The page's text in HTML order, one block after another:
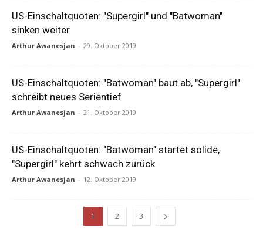
US-Einschaltquoten: "Supergirl" und "Batwoman"
sinken weiter
Arthur Awanesjan - 29. Oktober 2019
US-Einschaltquoten: "Batwoman" baut ab, "Supergirl"
schreibt neues Serientief
Arthur Awanesjan - 21. Oktober 2019
US-Einschaltquoten: "Batwoman" startet solide,
"Supergirl" kehrt schwach zurück
Arthur Awanesjan - 12. Oktober 2019
1 2 3